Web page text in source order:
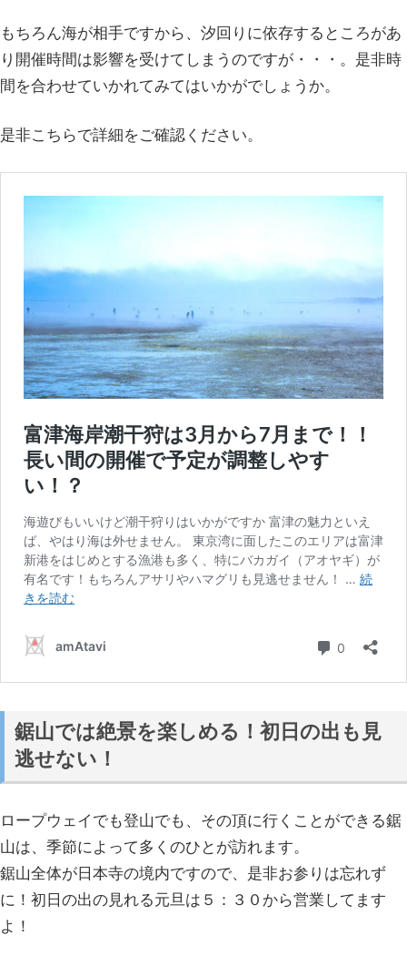
もちろん海が相手ですから、汐回りに依存するところがあ
り開催時間は影響を受けてしまうのですが・・・。是非時
間を合わせていかれてみてはいかがでしょうか。
是非こちらで詳細をご確認ください。
鋸山では絶景を楽しめる！初日の出も見
逃せない！
ロープウェイでも登山でも、その頂に行くことができる鋸
山は、季節によって多くのひとが訪れます。
鋸山全体が日本寺の境内ですので、是非お参りは忘れず
に！初日の出の見れる元旦は５：３０から営業してます
よ！